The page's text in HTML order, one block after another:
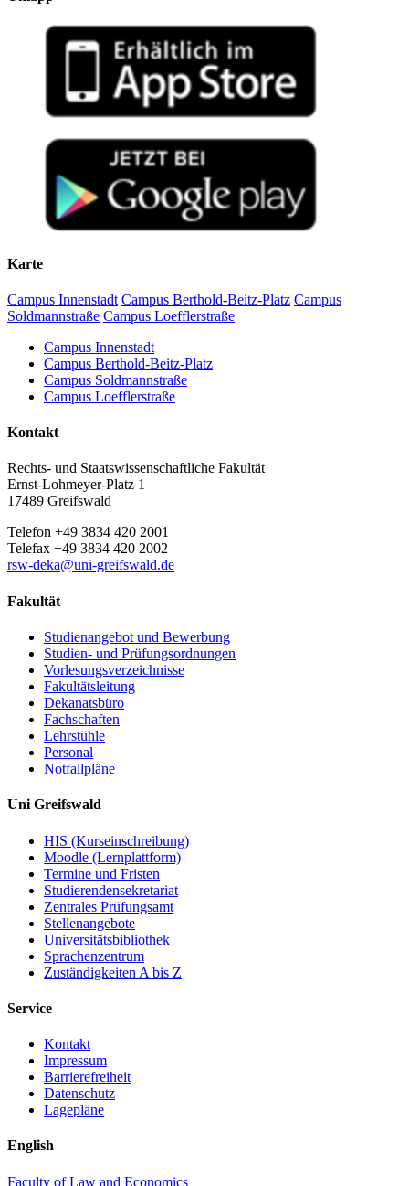
Karte
Campus Innenstadt Campus Berthold-Beitz-Platz Campus
Soldmannstraße Campus Loefflerstraße
Campus Innenstadt
Campus Berthold-Beitz-Platz
Campus Soldmannstraße
Campus Loefflerstraße
Kontakt
Rechts- und Staatswissenschaftliche Fakultät
Ernst-Lohmeyer-Platz 1
17489 Greifswald
Telefon +49 3834 420 2001
Telefax +49 3834 420 2002
rsw-deka@uni-greifswald.de
Fakultät
Studienangebot und Bewerbung
Studien- und Prüfungsordnungen
Vorlesungsverzeichnisse
Fakultätsleitung
Dekanatsbüro
Fachschaften
Lehrstühle
Personal
Notfallpläne
Uni Greifswald
HIS (Kurseinschreibung)
Moodle (Lernplattform)
Termine und Fristen
Studierendensekretariat
Zentrales Prüfungsamt
Stellenangebote
Universitätsbibliothek
Sprachenzentrum
Zuständigkeiten A bis Z
Service
Kontakt
Impressum
Barrierefreiheit
Datenschutz
Lagepläne
English
Faculty of Law and Economics